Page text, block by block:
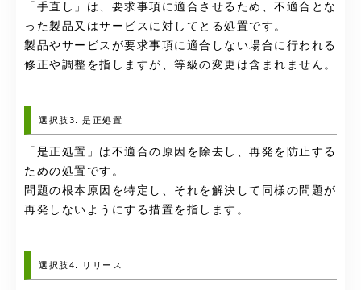
「手直し」は、要求事項に適合させるため、不適合とな
った製品又はサービスに対してとる処置です。
製品やサービスが要求事項に適合しない場合に行われる
修正や調整を指しますが、等級の変更は含まれません。
選択肢3. 是正処置
「是正処置」は不適合の原因を除去し、再発を防止する
ための処置です。
問題の根本原因を特定し、それを解決して同様の問題が
再発しないようにする措置を指します。
選択肢4. リリース